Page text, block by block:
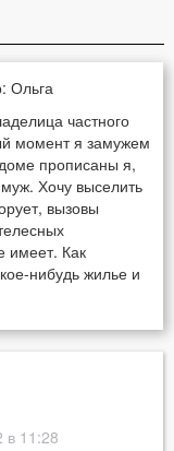
Ольга
частного
момент я замужем
прописаны я,
Хочу выселить
вызовы
имеет. Как
нибудь жилье и
в 11:28